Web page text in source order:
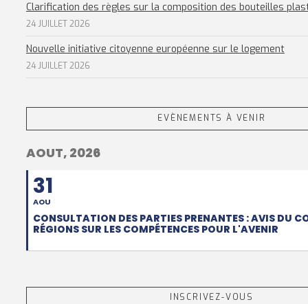
Clarification des règles sur la composition des bouteilles
24 JUILLET 2026
Nouvelle initiative citoyenne européenne sur le logement
24 JUILLET 2026
EVÈNEMENTS À VENIR
AOUT, 2026
31
AOU
CONSULTATION DES PARTIES PRENANTES : AVIS DU
RÉGIONS SUR LES COMPÉTENCES POUR L'AVENIR
INSCRIVEZ-VOUS